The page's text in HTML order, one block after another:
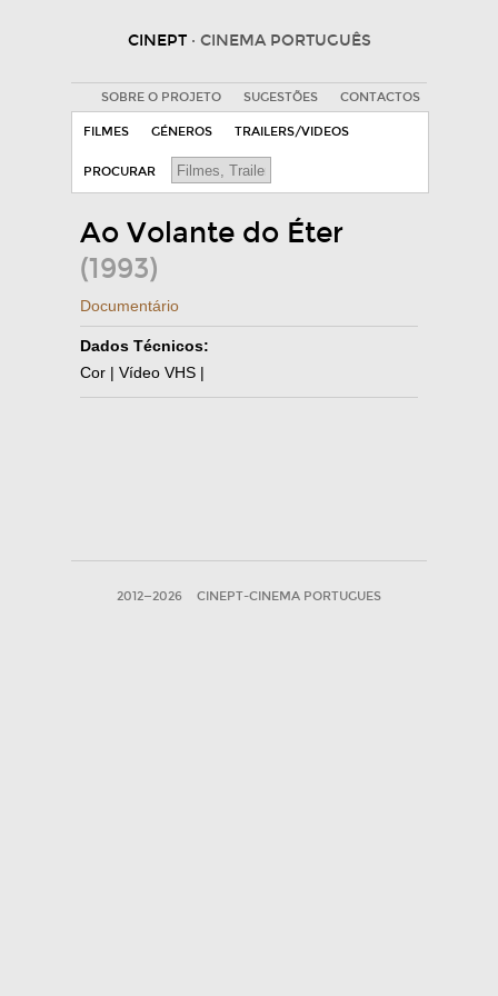
CINEPT · CINEMA PORTUGUÊS
SOBRE O PROJETO SUGESTÕES CONTACTOS
FILMES GÉNEROS TRAILERS/VIDEOS
PROCURAR
Ao Volante do Éter
(1993)
Documentário
Dados Técnicos:
Cor | Vídeo VHS |
2012—2026 CINEPT-CINEMA PORTUGUES